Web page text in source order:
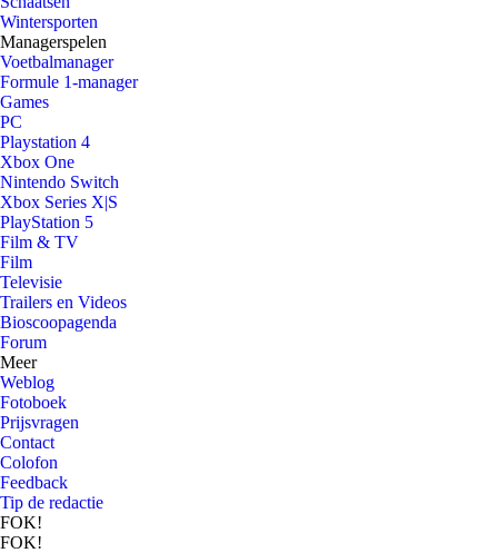
Wintersporten
Managerspelen
Voetbalmanager
Formule 1-manager
Games
PC
Playstation 4
Xbox One
Nintendo Switch
Xbox Series X|S
PlayStation 5
Film & TV
Film
Televisie
Trailers en Videos
Bioscoopagenda
Forum
Meer
Weblog
Fotoboek
Prijsvragen
Contact
Colofon
Feedback
Tip de redactie
FOK!
FOK!